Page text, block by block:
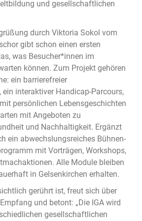
und gesellschaftlichen
durch Viktoria Sokol vom
gibt schon einen ersten
was Besucher*innen im
können. Zum Projekt gehören
ein barrierefreier
interaktiver Handicap-Parcours,
persönlichen Lebensgeschichten
mit Angeboten zu
und Nachhaltigkeit. Ergänzt
ein abwechslungsreiches Bühnen-
mit Vorträgen, Workshops,
Alle Module bleiben
in Gelsenkirchen erhalten.
gerührt ist, freut sich über
und betont: „Die IGA wird
gesellschaftlichen